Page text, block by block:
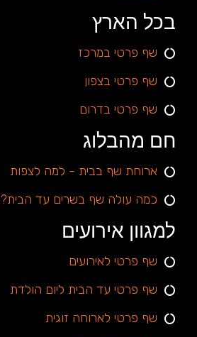
בכל הארץ
שף פרטי במרכז
שף פרטי בצפון
שף פרטי בדרום
חם מהבלוג
ארוחת שף בבית - למה לצפות
כמה עולה שף בשרים עד הבית?
למגוון אירועים
שף פרטי לאירועים
שף פרטי עד הבית ליום הולדת
שף פרטי לארוחה זוגית